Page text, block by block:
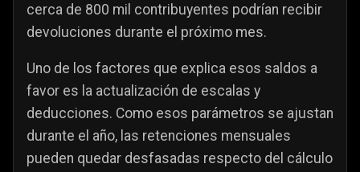
cerca de 800 mil contribuyentes podrían recibir
devoluciones durante el próximo mes.
Uno de los factores que explica esos saldos a
favor es la actualización de escalas y
deducciones. Como esos parámetros se ajustan
durante el año, las retenciones mensuales
pueden quedar desfasadas respecto del cálculo